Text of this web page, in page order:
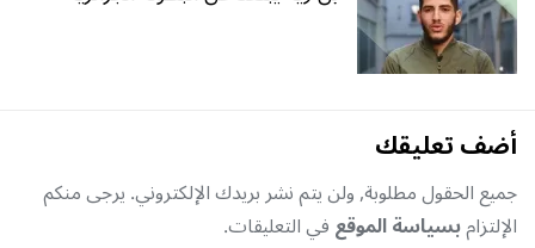
أضف تعليقك
جميع الحقول مطلوبة, ولن يتم نشر بريدك الإلكتروني. يرجى منكم
الإلتزامبسياسة الموقعفي التعليقات.